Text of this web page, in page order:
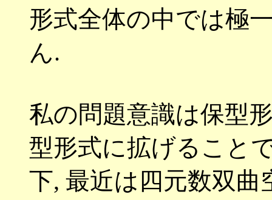
形式全体の中では極
ん.
私の問題意識は保型
型形式に拡げること
下, 最近は四元数双曲